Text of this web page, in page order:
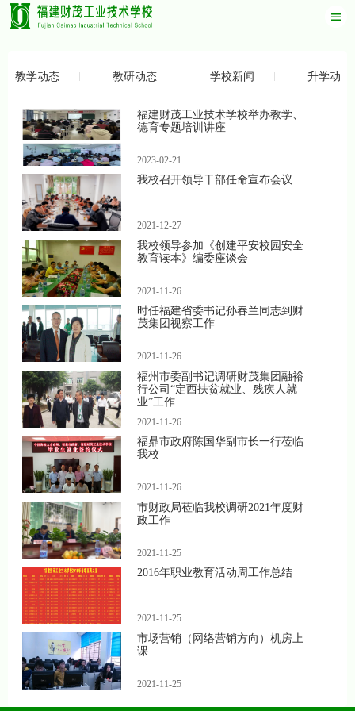
教学动态 教研动态 学校新闻 升学动态
福建财茂工业技术学校举办教学、
德育专题培训讲座
2023-02-21
我校召开领导干部任命宣布会议
2021-12-27
我校领导参加《创建平安校园安全
教育读本》编委座谈会
2021-11-26
时任福建省委书记孙春兰同志到财
茂集团视察工作
2021-11-26
福州市委副书记调研财茂集团融裕
行公司“定西扶贫就业、残疾人就
业”工作
2021-11-26
福鼎市政府陈国华副市长一行莅临
我校
2021-11-26
市财政局莅临我校调研2021年度财
政工作
2021-11-25
2016年职业教育活动周工作总结
2021-11-25
市场营销（网络营销方向）机房上
课
2021-11-25